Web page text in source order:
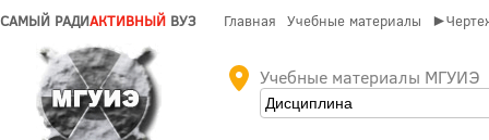
САМЫЙ РАДИАКТИВНЫЙ ВУЗ Главная Учебные материалы
Учебные материалы МГУИЭ